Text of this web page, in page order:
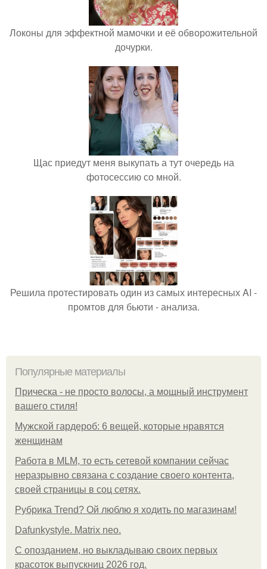
Локоны для эффектной мамочки и её обворожительной
дочурки.
Щас приедут меня выкупать а тут очередь на
фотосессию со мной.
Решила протестировать один из самых интересных AI -
промтов для бьюти - анализа.
Популярные материалы
Прическа - не просто волосы, а мощный инструмент
вашего стиля!
Мужской гардероб: 6 вещей, которые нравятся
женщинам
Работа в MLM, то есть сетевой компании сейчас
неразрывно связана с создание своего контента,
своей страницы в соц сетях.
Рубрика Trend? Ой люблю я ходить по магазинам!
Dafunkystyle. Matrix neo.
С опозданием, но выкладываю своих первых
красоток выпускниц 2026 год.